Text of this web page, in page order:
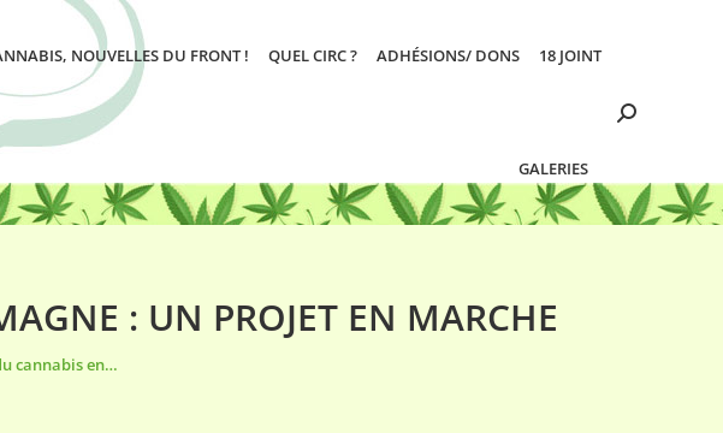
NOUVELLES DU FRONT ! QUEL CIRC ? ADHÉSIONS/ DONS 18 JOINT
GALERIES
Search:
: UN PROJET EN MARCHE
cannabis en…